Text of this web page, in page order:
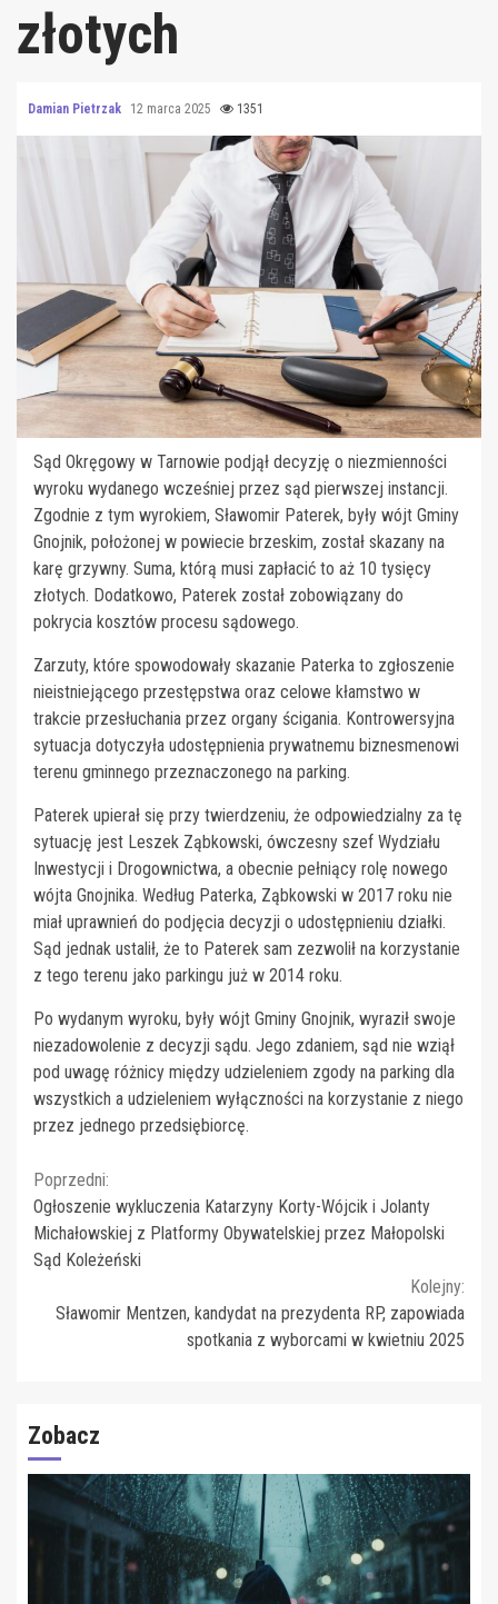
złotych
Damian Pietrzak 12 marca 2025 1351
Sąd Okręgowy w Tarnowie podjął decyzję o niezmienności
wyroku wydanego wcześniej przez sąd pierwszej instancji.
Zgodnie z tym wyrokiem, Sławomir Paterek, były wójt Gminy
Gnojnik, położonej w powiecie brzeskim, został skazany na
karę grzywny. Suma, którą musi zapłacić to aż 10 tysięcy
złotych. Dodatkowo, Paterek został zobowiązany do
pokrycia kosztów procesu sądowego.
Zarzuty, które spowodowały skazanie Paterka to zgłoszenie
nieistniejącego przestępstwa oraz celowe kłamstwo w
trakcie przesłuchania przez organy ścigania. Kontrowersyjna
sytuacja dotyczyła udostępnienia prywatnemu biznesmenowi
terenu gminnego przeznaczonego na parking.
Paterek upierał się przy twierdzeniu, że odpowiedzialny za tę
sytuację jest Leszek Ząbkowski, ówczesny szef Wydziału
Inwestycji i Drogownictwa, a obecnie pełniący rolę nowego
wójta Gnojnika. Według Paterka, Ząbkowski w 2017 roku nie
miał uprawnień do podjęcia decyzji o udostępnieniu działki.
Sąd jednak ustalił, że to Paterek sam zezwolił na korzystanie
z tego terenu jako parkingu już w 2014 roku.
Po wydanym wyroku, były wójt Gminy Gnojnik, wyraził swoje
niezadowolenie z decyzji sądu. Jego zdaniem, sąd nie wziął
pod uwagę różnicy między udzieleniem zgody na parking dla
wszystkich a udzieleniem wyłączności na korzystanie z niego
przez jednego przedsiębiorcę.
Continue
Reading
Poprzedni:
Ogłoszenie wykluczenia Katarzyny Korty-Wójcik i Jolanty
Michałowskiej z Platformy Obywatelskiej przez Małopolski
Sąd Koleżeński
Kolejny:
Sławomir Mentzen, kandydat na prezydenta RP, zapowiada
spotkania z wyborcami w kwietniu 2025
Zobacz